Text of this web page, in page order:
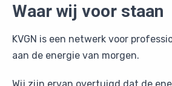
Waar wij voor staan
KVGN is een netwerk voor
aan de energie van morgen.